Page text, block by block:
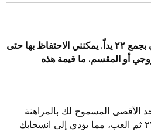
مرحباً. لديّ قسيمة تسمح لي بجمع ٢٢ يداً. يمكنني الاحتفاظ بها حتى
أو المقسم. ما قيمة هذه
الأقصى المسموح لك بالمراهنة
عليه. انتظر حتى يصل إلى ٢٢ ثم العب، مما يؤدي إلى انسحابك